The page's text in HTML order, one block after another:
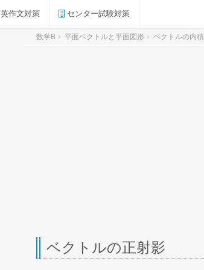
英作文対策 センター試験対策
数学B 平面ベクトルと平面図形 ベクトルの内積
ベクトルの正射影